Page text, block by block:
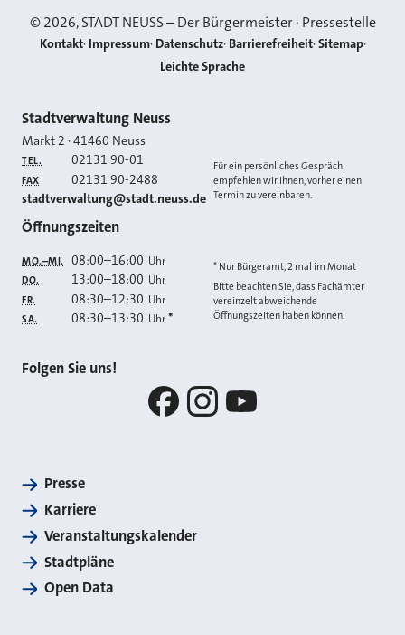
©2026, STADT NEUSS – Der Bürgermeister · Pressestelle
Kontakt Impressum Datenschutz Barrierefreiheit Sitemap
Leichte Sprache
Kontakt
Stadtverwaltung Neuss
Markt 2 ·41460 Neuss
TEL. 02131 90-01
FAX 02131 90-2488
E-MAIL
stadtverwaltung@stadt.neuss.de
Für ein persönliches Gespräch
empfehlen wir Ihnen, vorher einen
Termin zu vereinbaren.
Öffnungszeiten
MO.–MI. 08:00–16:00 Uhr
DO. 13:00–18:00 Uhr
FR. 08:30–12:30 Uhr
SA. 08:30–13:30 Uhr *
* Nur Bürgeramt, 2 mal im Monat
Bitte beachten Sie, dass Fachämter
vereinzelt abweichende
Öffnungszeiten haben können.
Folgen Sie uns!
Presse
Karriere
Veranstaltungskalender
Stadtpläne
Open Data